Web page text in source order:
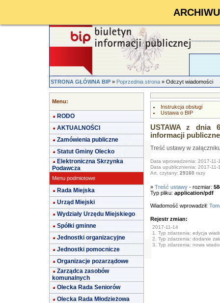
STRONA GŁÓWNA BIP»Poprzednia strona» Odczyt wiadomości
Menu:
RODO
AKTUALNOŚCI
Zamówienia publiczne
Statut Gminy Olecko
Elektroniczna Skrzynka
Podawcza
Menu podmiotowe
Rada Miejska
Urząd Miejski
Wydziały Urzędu Miejskiego
Spółki gminne
Jednostki organizacyjne
Jednostki pomocnicze
Organizacje pozarządowe
Zarządca zasobów
komunalnych
Olecka Rada Seniorów
Olecka Rada Młodzieżowa
Instrukcja obsługi
Ustawa o BIP
USTAWA z dnia
informacji
Treść ustawy w
Data wprowadzenia: 2017-11-
Data upublicznienia: 2017-11-
Art. czytany: 29160 razy
» Treść ustawy- rozmiar:
Typ pliku: application/pdf
Wiadomość wprowadził:
Rejestr zmian:
2017-11-14
1. Typ zdarzenia: edycja
2. Typ zdarzenia: dodanie
3. Typ zdarzenia: nowa